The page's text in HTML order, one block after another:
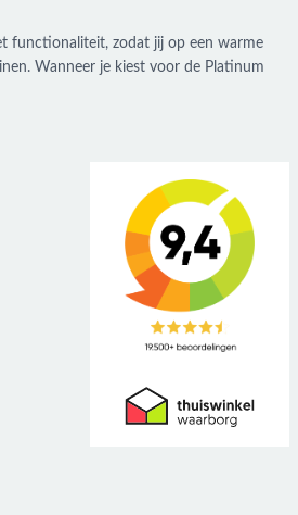
functionaliteit, zodat jij op een warme
Wanneer je kiest voor de Platinum